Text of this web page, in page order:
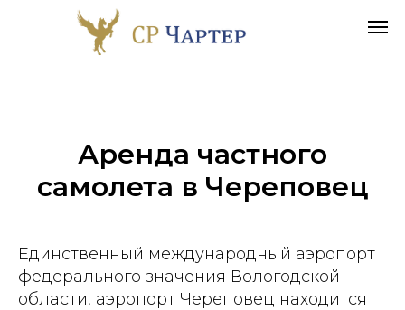
Аренда частного
самолета в Череповец
Единственный международный аэропорт
федерального значения Вологодской
области, аэропорт Череповец находится